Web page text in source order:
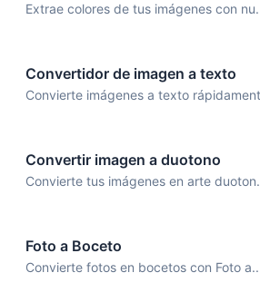
Extrae colores de tus imágenes con
Convertidor de imagen a texto
Convierte imágenes a texto
Convertir imagen a duotono
Convierte tus imágenes en arte
Foto a Boceto
Convierte fotos en bocetos con Foto